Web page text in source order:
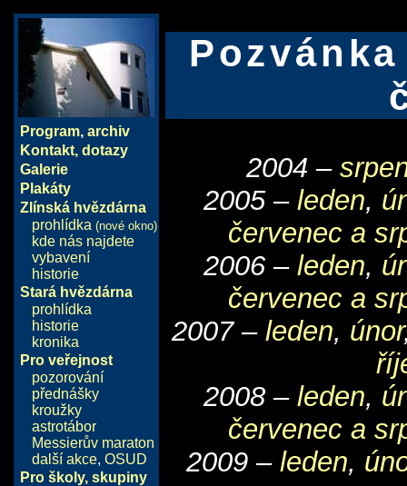
Program, archiv
Kontakt, dotazy
Galerie
Plakáty
Zlínská hvězdárna
prohlídka (nové okno)
kde nás najdete
vybavení
historie
Stará hvězdárna
prohlídka
historie
kronika
Pro veřejnost
pozorování
přednášky
kroužky
astrotábor
Messierův maraton
další akce, OSUD
Pro školy, skupiny
2004 –
2005 – leden,
červenec a
2006 – leden,
červenec a
2007 – leden, únor
2008 – leden,
červenec a
2009 – leden,